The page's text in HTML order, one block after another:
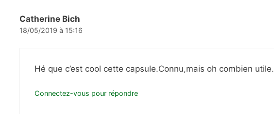
Catherine Bich
18/05/2019 à 15:16
Hé que c’est cool cette capsule.Connu,mais oh combien utile.
Connectez-vous pour répondre